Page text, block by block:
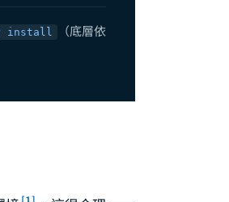
機原生的 AI 開發體驗
與 Whisper 語音辨識整合
config 與模型配置深度解析
到企業級 Skill 整合
install
（底層依